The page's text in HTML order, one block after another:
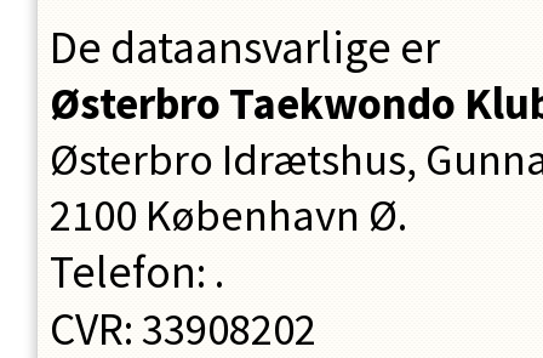
De dataansvarlige er
Østerbro Taekwondo
Østerbro Idrætshus,
2100 København Ø.
Telefon: .
CVR:33908202